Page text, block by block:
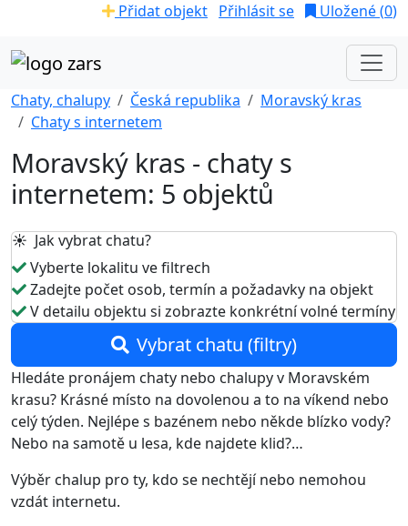
Přidat objekt Přihlásit se Uložené (0)
Chaty, chalupy Česká republika
Moravský kras
Chaty s internetem
Moravský kras - chaty s
internetem: 5 objektů
☀️ Jak vybrat chatu?
Vyberte lokalitu ve filtrech
Zadejte počet osob, termín a požadavky na objekt
V detailu objektu si zobrazte konkrétní volné termíny
Vybrat chatu (filtry)
Hledáte pronájem chaty nebo chalupy v Moravském
krasu? Krásné místo na dovolenou a to na víkend nebo
celý týden. Nejlépe s bazénem nebo někde blízko vody?
Nebo na samotě u lesa, kde najdete klid?…
Výběr chalup pro ty, kdo se nechtějí nebo nemohou
vzdát internetu.